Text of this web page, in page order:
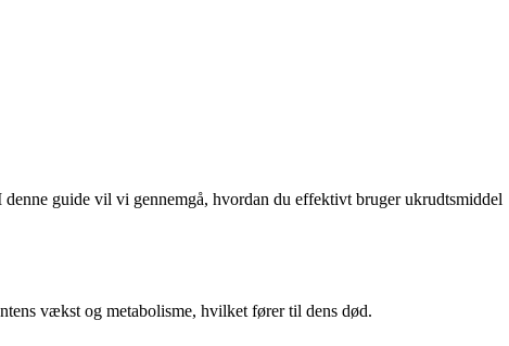
guide vil vi gennemgå, hvordan du effektivt bruger ukrudtsmiddel
vækst og metabolisme, hvilket fører til dens død.